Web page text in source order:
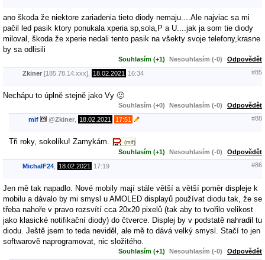
ano škoda že niektore zariadenia tieto diody nemaju....Ale najviac sa mi
pačil led pasik ktory ponukala xperia sp,sola,P a U....jak ja som tie diody
miloval, škoda že xperie nedali tento pasik na všekty svoje telefony,krasne
by sa odlisili
Souhlasím (+1) Nesouhlasím (-0) Odpovědět
Zkiner [185.78.14.xxx], 18.02.2021 16:34 #85
Nechápu to úplně stejně jako Vy 🙁
Souhlasím (+0) Nesouhlasím (-0) Odpovědět
mif @Zkiner 18.02.2021 17:51 #88
Tři roky, sokolíku! Zamykám. (mif)
Souhlasím (+1) Nesouhlasím (-0) Odpovědět
MichalF24 18.02.2021 17:19 #86
Jen mě tak napadlo. Nové mobily mají stále větší a větší poměr displeje k
mobilu a dávalo by mi smysl u AMOLED displayů používat diodu tak, že se
třeba nahoře v pravo rozsvítí cca 20x20 pixelů (tak aby to tvořilo velikost
jako klasické notifikační diody) do čtverce. Displej by v podstatě nahradil tu
diodu. Ještě jsem to teda neviděl, ale mě to dává velký smysl. Stačí to jen
softwarově naprogramovat, nic složitého.
Souhlasím (+1) Nesouhlasím (-0) Odpovědět